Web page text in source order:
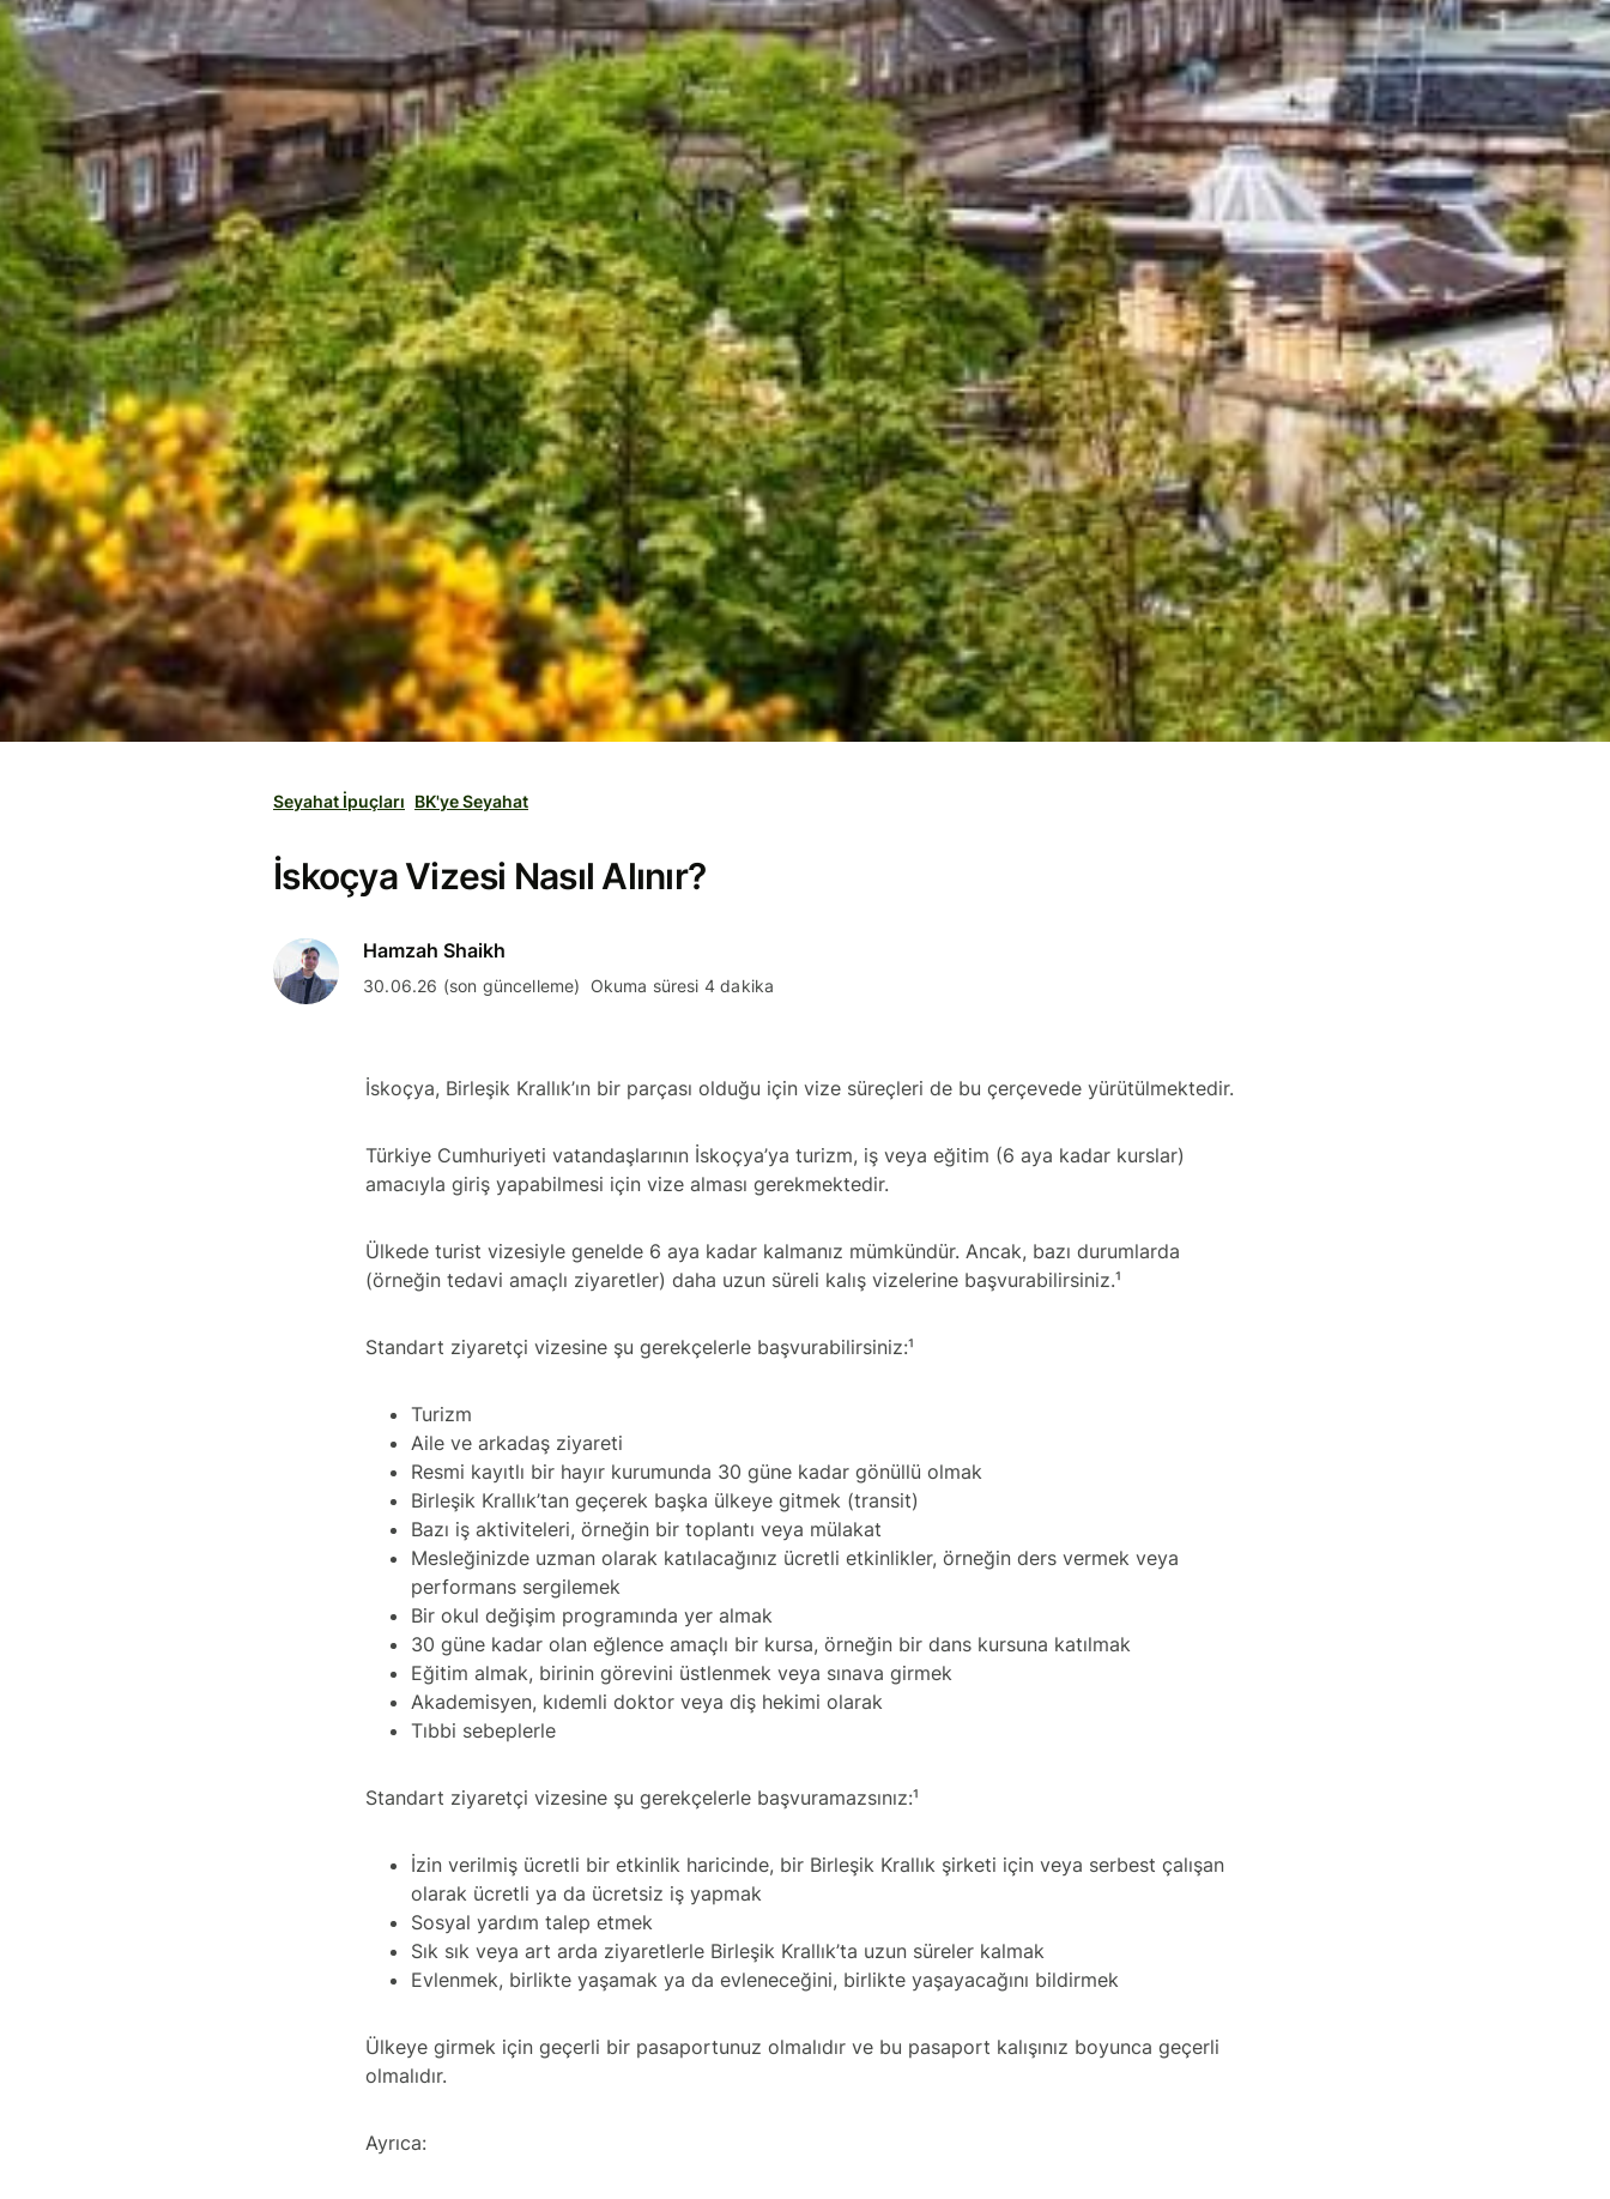
Seyahat İpuçları BK'ye Seyahat
İskoçya Vizesi Nasıl Alınır?
Hamzah Shaikh
30.06.26 (son güncelleme) Okuma süresi 4 dakika
İskoçya, Birleşik Krallık’ın bir parçası olduğu için vize süreçleri de bu çerçevede yürütülmektedir.
Türkiye Cumhuriyeti vatandaşlarının İskoçya’ya turizm, iş veya eğitim (6 aya kadar kurslar)
amacıyla giriş yapabilmesi için vize alması gerekmektedir.
Ülkede turist vizesiyle genelde 6 aya kadar kalmanız mümkündür. Ancak, bazı durumlarda
(örneğin tedavi amaçlı ziyaretler) daha uzun süreli kalış vizelerine başvurabilirsiniz.¹
Standart ziyaretçi vizesine şu gerekçelerle başvurabilirsiniz:¹
Turizm
Aile ve arkadaş ziyareti
Resmi kayıtlı bir hayır kurumunda 30 güne kadar gönüllü olmak
Birleşik Krallık’tan geçerek başka ülkeye gitmek (transit)
Bazı iş aktiviteleri, örneğin bir toplantı veya mülakat
Mesleğinizde uzman olarak katılacağınız ücretli etkinlikler, örneğin ders vermek veya
performans sergilemek
Bir okul değişim programında yer almak
30 güne kadar olan eğlence amaçlı bir kursa, örneğin bir dans kursuna katılmak
Eğitim almak, birinin görevini üstlenmek veya sınava girmek
Akademisyen, kıdemli doktor veya diş hekimi olarak
Tıbbi sebeplerle
Standart ziyaretçi vizesine şu gerekçelerle başvuramazsınız:¹
İzin verilmiş ücretli bir etkinlik haricinde, bir Birleşik Krallık şirketi için veya serbest çalışan
olarak ücretli ya da ücretsiz iş yapmak
Sosyal yardım talep etmek
Sık sık veya art arda ziyaretlerle Birleşik Krallık’ta uzun süreler kalmak
Evlenmek, birlikte yaşamak ya da evleneceğini, birlikte yaşayacağını bildirmek
Ülkeye girmek için geçerli bir pasaportunuz olmalıdır ve bu pasaport kalışınız boyunca geçerli
olmalıdır.
Ayrıca: